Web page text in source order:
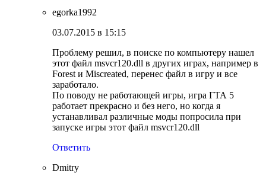
egorka1992
03.07.2015 в 15:15
Проблему решил, в поиске по компьютеру нашел
этот файл msvcr120.dll в других играх, например в
Forest и Miscreated, перенес файл в игру и все
заработало.
По поводу не работающей игры, игра ГТА 5
работает прекрасно и без него, но когда я
устанавливал различные моды попросила при
запуске игры этот файл msvcr120.dll
Ответить
Dmitry